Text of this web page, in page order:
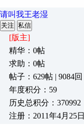
请叫我王老湿
关注 私信
[版主]
精华：0帖
求助：0帖
帖子：629帖 | 9084回
年度积分：59
历史总积分：370992
注册：2011年4月25日